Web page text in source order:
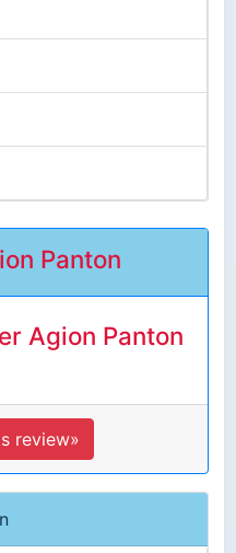
Panton
Agion Panton
review»